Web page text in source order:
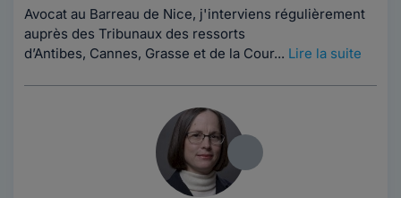
Avocat au Barreau de Nice, j'interviens régulièrement
auprès des Tribunaux des ressorts
d’Antibes, Cannes, Grasse et de la Cour... Lire la suite